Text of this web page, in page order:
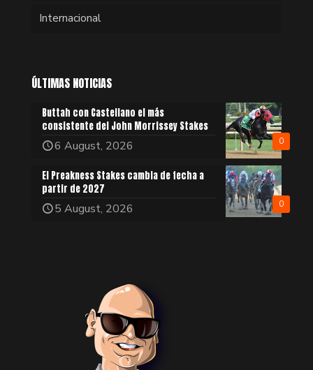
Internacional
ÚLTIMAS NOTICIAS
0
Buttah con Castellano el más
consistente del John Morrissey Stakes
6 August, 2026
0
El Preakness Stakes cambia de fecha a
partir de 2027
5 August, 2026